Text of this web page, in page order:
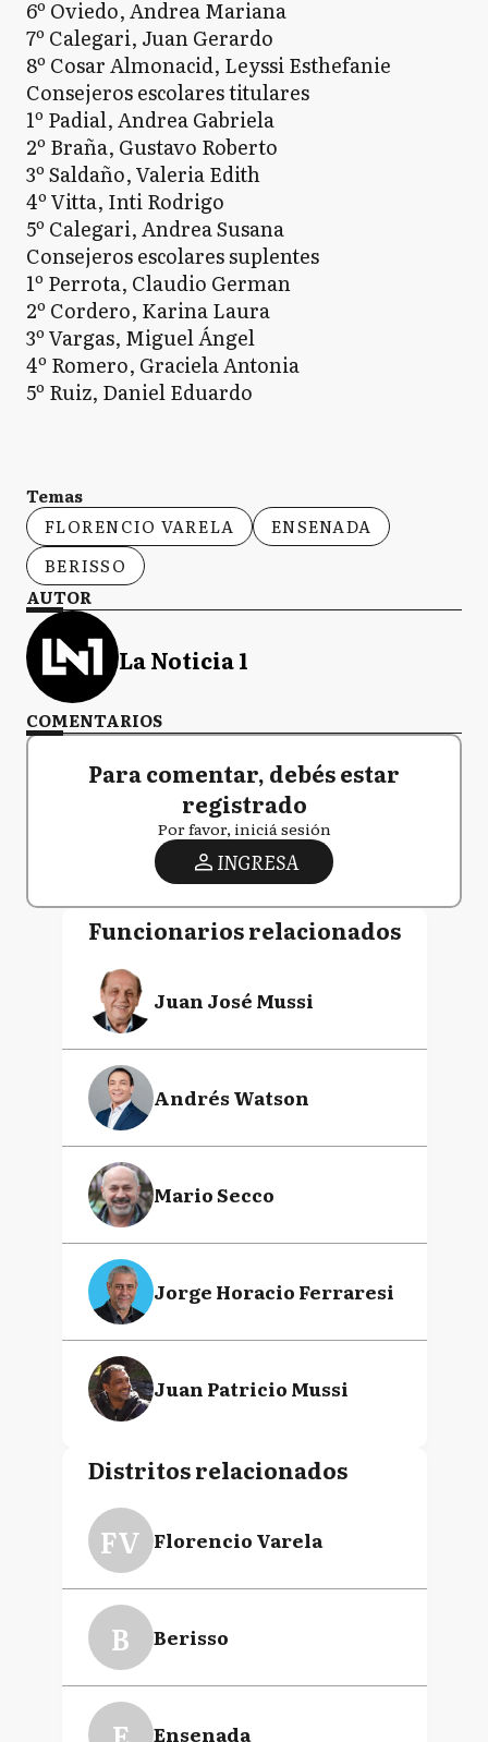
6º Oviedo, Andrea Mariana
7º Calegari, Juan Gerardo
8º Cosar Almonacid, Leyssi Esthefanie
Consejeros escolares titulares
1º Padial, Andrea Gabriela
2º Braña, Gustavo Roberto
3º Saldaño, Valeria Edith
4º Vitta, Inti Rodrigo
5º Calegari, Andrea Susana
Consejeros escolares suplentes
1º Perrota, Claudio German
2º Cordero, Karina Laura
3º Vargas, Miguel Ángel
4º Romero, Graciela Antonia
5º Ruiz, Daniel Eduardo
Temas
FLORENCIO VARELA
ENSENADA
BERISSO
AUTOR
La Noticia 1
COMENTARIOS
Para comentar, debés estar
registrado
Por favor, iniciá sesión
INGRESA
Funcionarios relacionados
Juan José Mussi
Andrés Watson
Mario Secco
Jorge Horacio Ferraresi
Juan Patricio Mussi
Distritos relacionados
FV Florencio Varela
B Berisso
Ensenada